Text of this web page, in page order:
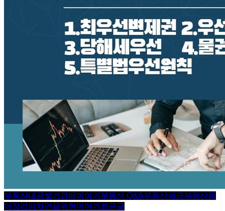
부동산내공쌓기 경매이야기 부동산 Q&A부동산세금부동산용
어정리 임차인을위한이야기 최근글